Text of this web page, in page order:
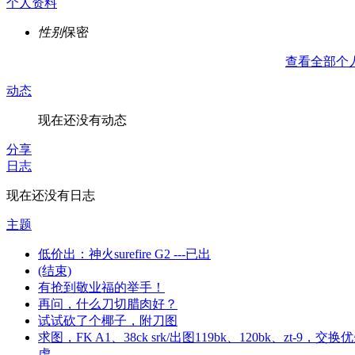
性别保密
查看全部个
动态
现在还没有动态
分享
日志
现在还没有日志
主题
低价出：神火surefire G2 ---已出
(结束)
有抢到敬业福的举手！
再问，什么刀切腊肉好？
试试砍了个椰子，附刀图
求图，FK A1、38ck srk/出图119bk、120bk、zt-9，交换